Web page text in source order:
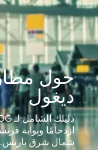
حول
ديغول
شمال شرق باريس.